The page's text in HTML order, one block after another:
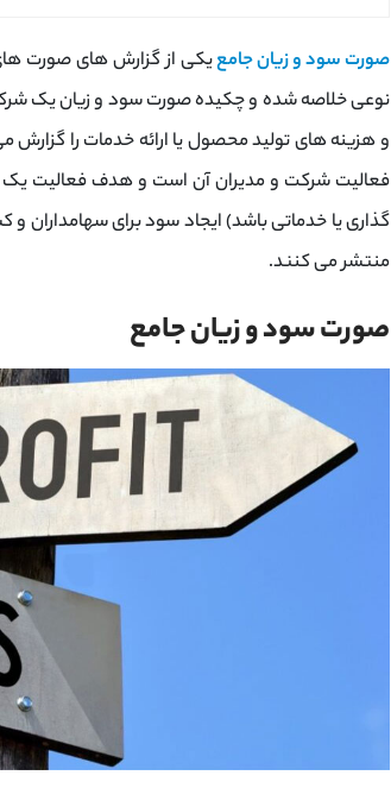
صورت سود و زیان جامعیکی از گزارش های صورت
نوعی خلاصه شده و چکیده صورت سود و زیان یک
و هزینه های تولید محصول یا ارائه خدمات را گزارش
فعالیت شرکت و مدیران آن است و هدف فعالیت یک
گذاری یا خدماتی باشد) ایجاد سود برای
منتشر می کنند.
صورت سود و زیان جامع